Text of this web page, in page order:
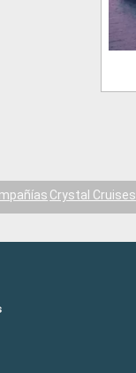
Crystal Cruises